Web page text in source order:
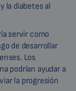
la diabetes al
servir como
de desarrollar
Los
podrían ayudar a
la progresión